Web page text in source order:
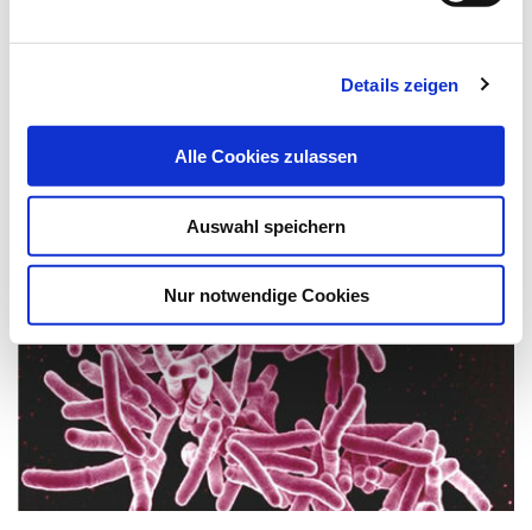
Details zeigen
Alle Cookies zulassen
Auswahl speichern
Nur notwendige Cookies
Endophytische Pilze sind eine vielversprechende Quelle für
neue Wirkstoffe. Düsseldorfer…